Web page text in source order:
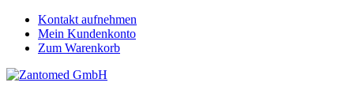
Kontakt aufnehmen
Mein Kundenkonto
Zum Warenkorb